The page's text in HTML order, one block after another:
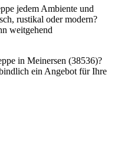
jedem Ambiente und
rustikal oder modern?
weitgehend
in Meinersen (38536)?
ein Angebot für Ihre